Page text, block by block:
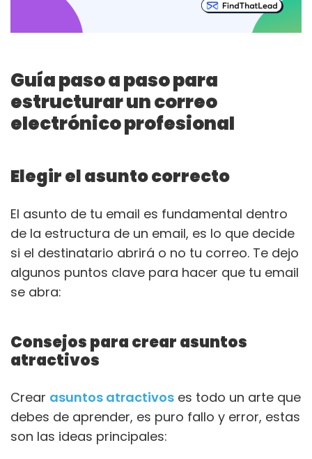
Guía paso a paso para
estructurar un correo
electrónico profesional
Elegir el asunto correcto
El asunto de tu email es fundamental dentro
de la estructura de un email, es lo que decide
si el destinatario abrirá o no tu correo. Te dejo
algunos puntos clave para hacer que tu email
se abra:
Consejos para crear asuntos
atractivos
Crear asuntos atractivos es todo un arte que
debes de aprender, es puro fallo y error, estas
son las ideas principales: